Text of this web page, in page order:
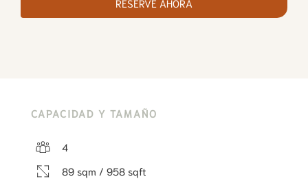
CAPACIDAD Y TAMAÑO
4
89 sqm / 958 sqft